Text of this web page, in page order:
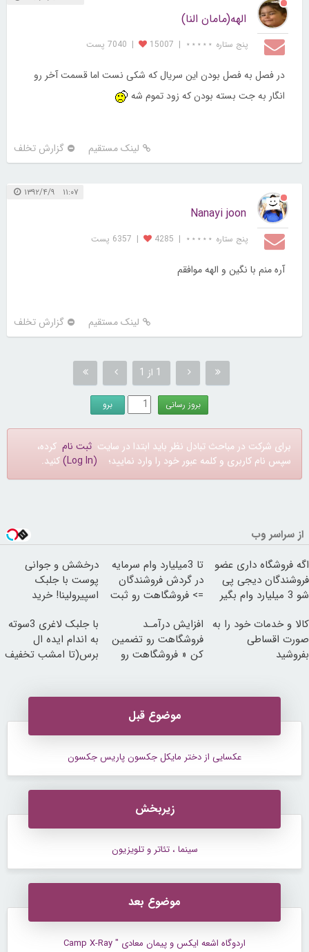
الهه(مامان النا)
پنج ستاره ⋆⋆⋆⋆⋆ |
15007
| 7040 پست
در فصل به فصل بودن این سریال که شکی نست اما قسمت آخر رو
انگار به جت بسته بودن که زود تموم شه
لینک مستقیم گزارش تخلف
۱۱:۰۷ ۱۳۹۲/۴/۹
Nanayi joon
پنج ستاره ⋆⋆⋆⋆⋆ |
4285
| 6357 پست
آره منم با نگین و الهه موافقم
لینک مستقیم گزارش تخلف
1 از 1
برای شرکت در مباحث تبادل نظر باید ابتدا در سایت ثبت نام کرده،
سپس نام کاربری و کلمه عبور خود را وارد نمایید؛ (Log In) کنید.
از سراسر وب
اگه فروشگاه داری عضو
فروشندگان دیجی پی
شو 3 میلیارد وام بگیر
تا 3میلیارد وام سرمایه
در گردش فروشندگان
=> فروشگاهت رو ثبت
درخشش و جوانی
پوست با جلبک
اسپیرولینا! خرید
کالا و خدمات خود را به
صورت اقساطی
بفروشید
افزایش درآمـد
فروشگاهت رو تضمین
کن « فروشگاهت رو
با جلبک لاغری 3سوته
به اندام ایده ال
برس(تا امشب تخفیف
موضوع قبل
عکسایی از دختر مایکل جکسون پاریس جکسون
زیربخش
سینما ، تئاتر و تلویزیون
موضوع بعد
اردوگاه اشعه ایکس و پیمان معادی " Camp X-Ray